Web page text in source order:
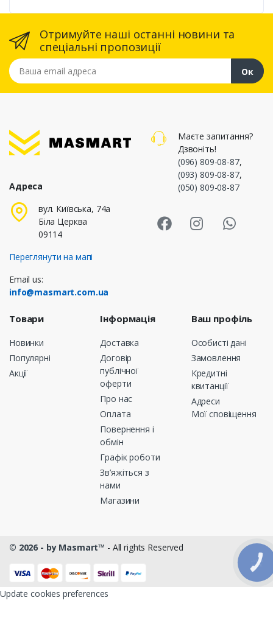
Отримуйте наші останні новини та
спеціальні пропозиції
Ваша email адреса
Ок
Адреса
вул. Київська, 74а
Біла Церква
09114
Переглянути на мапі
Email us:
info@masmart.com.ua
Маєте запитання?
Дзвоніть!
(096) 809-08-87,
(093) 809-08-87,
(050) 809-08-87
Товари
Новинки
Популярні
Акції
Інформація
Доставка
Договір
публічної
оферти
Про нас
Оплата
Повернення і
обмін
Графік роботи
Зв’яжіться з
нами
Магазини
Ваш профіль
Особисті дані
Замовлення
Кредитні
квитанції
Адреси
Мої сповіщення
© 2026 - by Masmart™ - All rights Reserved
Update cookies preferences
КНОПКА
ЗВ'ЯЗКУ